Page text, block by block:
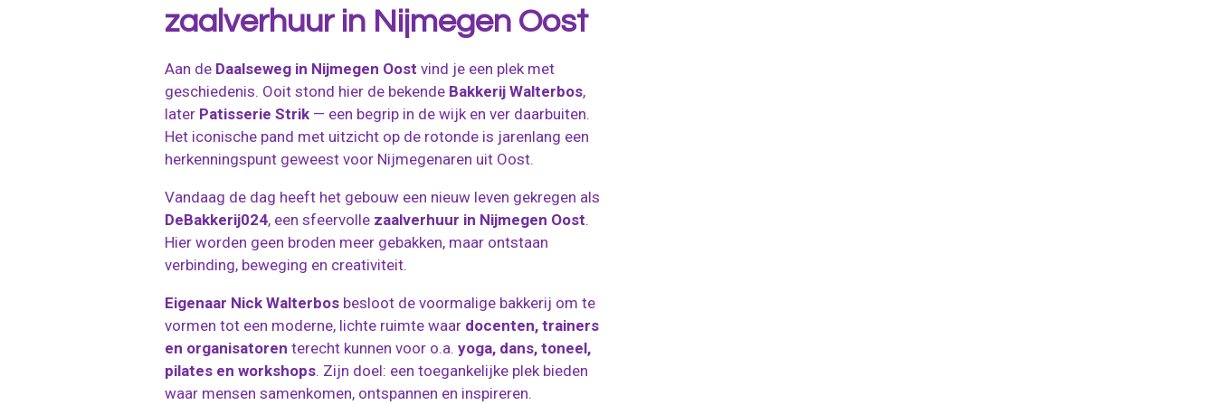
zaalverhuur in Nijmegen Oost
Aan de Daalseweg in Nijmegen Oost vind je een plek met
geschiedenis. Ooit stond hier de bekende Bakkerij Walterbos,
later Patisserie Strik — een begrip in de wijk en ver daarbuiten.
Het iconische pand met uitzicht op de rotonde is jarenlang een
herkenningspunt geweest voor Nijmegenaren uit Oost.
Vandaag de dag heeft het gebouw een nieuw leven gekregen als
DeBakkerij024, een sfeervolle zaalverhuur in Nijmegen Oost.
Hier worden geen broden meer gebakken, maar ontstaan
verbinding, beweging en creativiteit.
Eigenaar Nick Walterbos besloot de voormalige bakkerij om te
vormen tot een moderne, lichte ruimte waar docenten, trainers
en organisatoren terecht kunnen voor o.a. yoga, dans, toneel,
pilates en workshops. Zijn doel: een toegankelijke plek bieden
waar mensen samenkomen, ontspannen en inspireren.